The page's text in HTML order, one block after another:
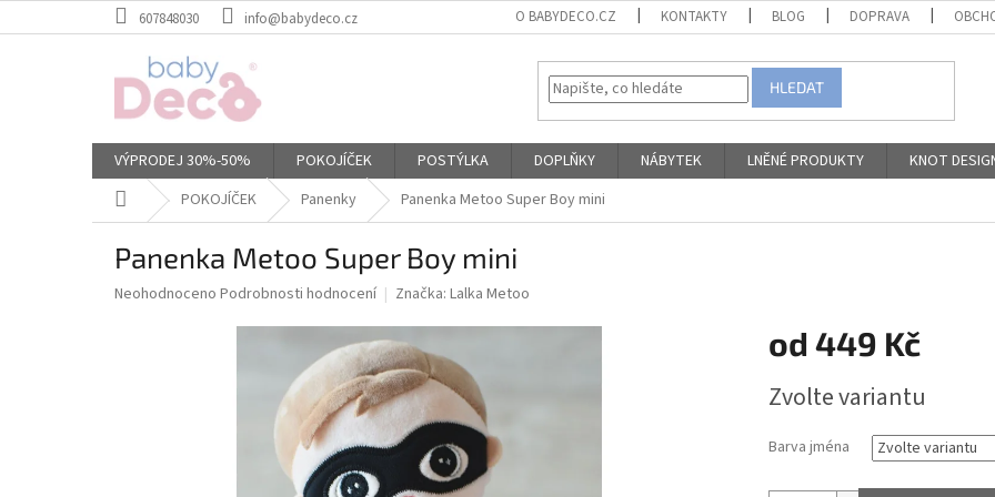
na
607848030 info@babydeco.cz O BABYDECO.CZ KONTAKTY BLOG DOPRAVA
HLEDAT
VÝPRODEJ 30%-50% POKOJÍČEK POSTÝLKA DOPLŇKY NÁBYTEK LNĚNÉ PRODUKTY KNOT
Domů POKOJÍČEK Panenky Panenka Metoo Super Boy mini
Panenka Metoo Super Boy mini
Průměrné
Neohodnoceno Podrobnosti hodnocení Značka: Lalka Metoo
od 449 Kč
cena:
Zvolte variantu
Barva jména